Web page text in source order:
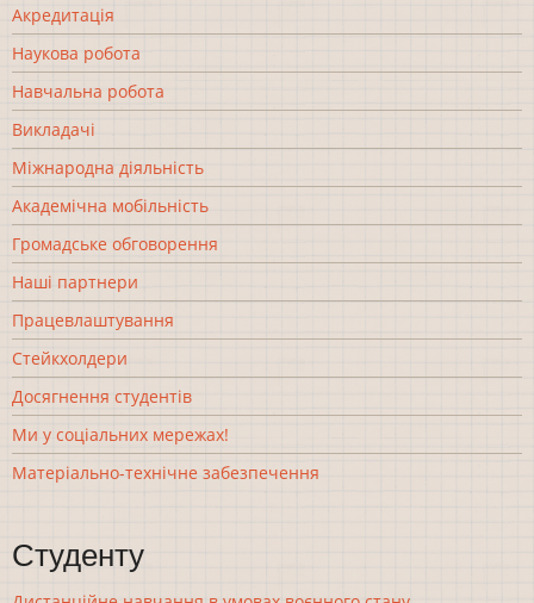
Акредитація
Наукова робота
Навчальна робота
Викладачі
Міжнародна діяльність
Академічна мобільність
Громадське обговорення
Наші партнери
Працевлаштування
Стейкхолдери
Досягнення студентів
Ми у соціальних мережах!
Матеріально-технічне забезпечення
Студенту